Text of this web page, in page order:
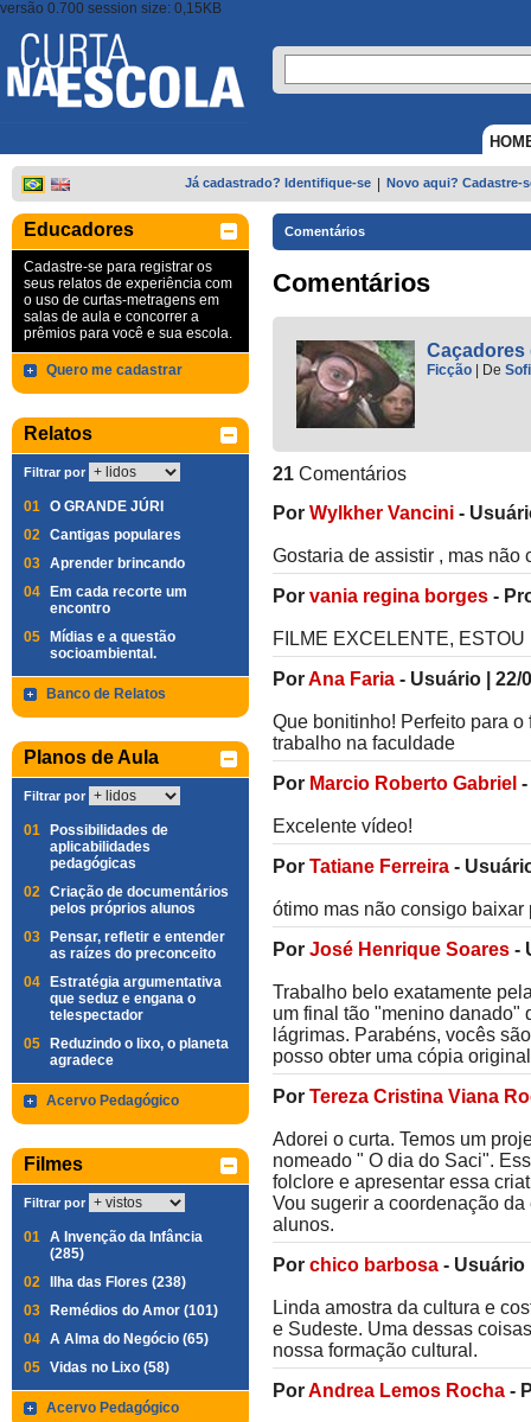
versão 0.700 session size: 0,15KB
Já cadastrado? Identifique-se Novo aqui? Cadastre-
Educadores
Cadastre-se para registrar os
seus relatos de experiência com
o uso de curtas-metragens em
salas de aula e concorrer a
prêmios para você e sua escola.
Quero me cadastrar
Relatos
Filtrar por
01 O GRANDE JÚRI
02 Cantigas populares
03 Aprender brincando
04
Em cada recorte um
encontro
05
Mídias e a questão
socioambiental.
Banco de Relatos
Planos de Aula
Filtrar por
01
Possibilidades de
aplicabilidades
pedagógicas
02 Criação de documentários
pelos próprios alunos
03
Pensar, refletir e entender
as raízes do preconceito
04
Estratégia argumentativa
que seduz e engana o
telespectador
05
Reduzindo o lixo, o planeta
agradece
Acervo Pedagógico
Filmes
Filtrar por
01 A Invenção da Infância
(285)
02
Ilha das Flores (238)
03
Remédios do Amor (101)
04 A Alma do Negócio (65)
05 Vidas no Lixo (58)
Acervo Pedagógico
Comentários
Comentários
Caçadores
Ficção De
21 Comentários
Por Wylkher Vancini -
Gostaria de assistir , mas não
Por vania regina borges -
FILME EXCELENTE,
PorAna Faria - Usuário 22/
Que bonitinho! Perfeito para
trabalho na faculdade
Por Marcio Roberto Gabriel -
Excelente vídeo!
Por Tatiane Ferreira -
ótimo mas não consigo
Por José Henrique Soares -
Trabalho belo exatamente
um final tão "menino danado"
lágrimas. Parabéns, vocês
posso obter uma cópia
Por Tereza Cristina Viana
Adorei o curta. Temos um
nomeado " O dia do Saci".
folclore e apresentar essa
Vou sugerir a coordenação
alunos.
Por chico barbosa - Usuário
Linda amostra da cultura e
e Sudeste. Uma dessas
nossa formação cultural.
PorAndrea Lemos Rocha -